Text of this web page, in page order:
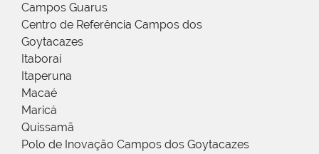
Campos Guarus
Centro de Referência Campos dos
Goytacazes
Itaboraí
Itaperuna
Macaé
Maricá
Quissamã
Polo de Inovação Campos dos Goytacazes